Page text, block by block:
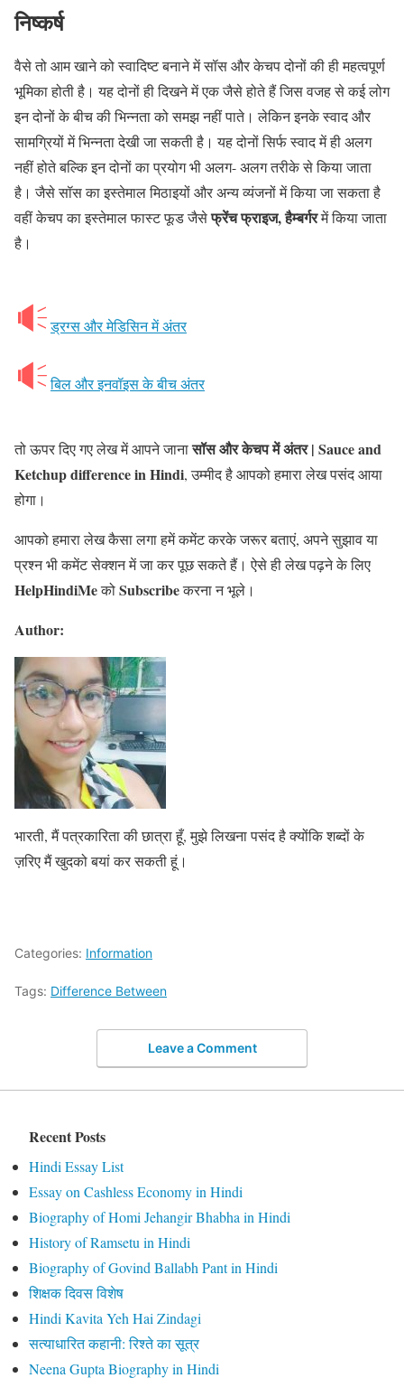
निष्कर्ष
वैसे तो आम खाने को स्वादिष्ट बनाने में सॉस और केचप दोनों की ही महत्वपूर्ण
भूमिका होती है। यह दोनों ही दिखने में एक जैसे होते हैं जिस वजह से कई लोग
इन दोनों के बीच की भिन्नता को समझ नहीं पाते। लेकिन इनके स्वाद और
सामग्रियों में भिन्नता देखी जा सकती है। यह दोनों सिर्फ स्वाद में ही अलग
नहीं होते बल्कि इन दोनों का प्रयोग भी अलग- अलग तरीके से किया जाता
है। जैसे सॉस का इस्तेमाल मिठाइयों और अन्य व्यंजनों में किया जा सकता है
वहीं केचप का इस्तेमाल फास्ट फूड जैसेफ्रेंच फ्राइज, हैम्बर्गरमें किया जाता
है।
ड्रग्स और मेडिसिन में अंतर
बिल और इनवॉइस के बीच अंतर
तो ऊपर दिए गए लेख में आपने जानासॉस और केचप में अंतर | Sauce and
Ketchup difference in Hindi, उम्मीद है आपको हमारा लेख पसंद आया
होगा।
आपको हमारा लेख कैसा लगा हमें कमेंट करके जरूर बताएं, अपने सुझाव या
प्रश्न भी कमेंट सेक्शन में जा कर पूछ सकते हैं। ऐसे ही लेख पढ़ने के लिए
HelpHindiMeकोSubscribeकरना न भूले।
Author:
भारती, मैं पत्रकारिता की छात्रा हूँ, मुझे लिखना पसंद है क्योंकि शब्दों के
ज़रिए मैं खुदको बयां कर सकती हूं।
Categories: Information
Tags: Difference Between
Leave a Comment
Recent Posts
Hindi Essay List
Essay on Cashless Economy in Hindi
Biography of Homi Jehangir Bhabha in Hindi
History of Ramsetu in Hindi
Biography of Govind Ballabh Pant in Hindi
शिक्षक दिवस विशेष
Hindi Kavita Yeh Hai Zindagi
सत्याधारित कहानी: रिश्ते का सूत्र
Neena Gupta Biography in Hindi